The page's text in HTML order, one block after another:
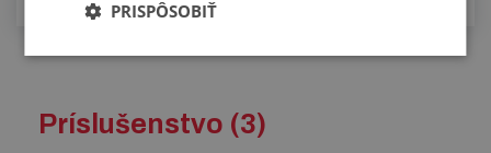
Príslušenstvo (3)
PRISPÔSOBIŤ